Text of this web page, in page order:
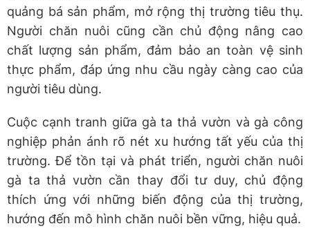
quảng bá sản phẩm, mở rộng thị trường tiêu thụ.
Người chăn nuôi cũng cần chủ động nâng cao
chất lượng sản phẩm, đảm bảo an toàn vệ sinh
thực phẩm, đáp ứng nhu cầu ngày càng cao của
người tiêu dùng.
Cuộc cạnh tranh giữa gà ta thả vườn và gà công
nghiệp phản ánh rõ nét xu hướng tất yếu của thị
trường. Để tồn tại và phát triển, người chăn nuôi
gà ta thả vườn cần thay đổi tư duy, chủ động
thích ứng với những biến động của thị trường,
hướng đến mô hình chăn nuôi bền vững, hiệu quả.